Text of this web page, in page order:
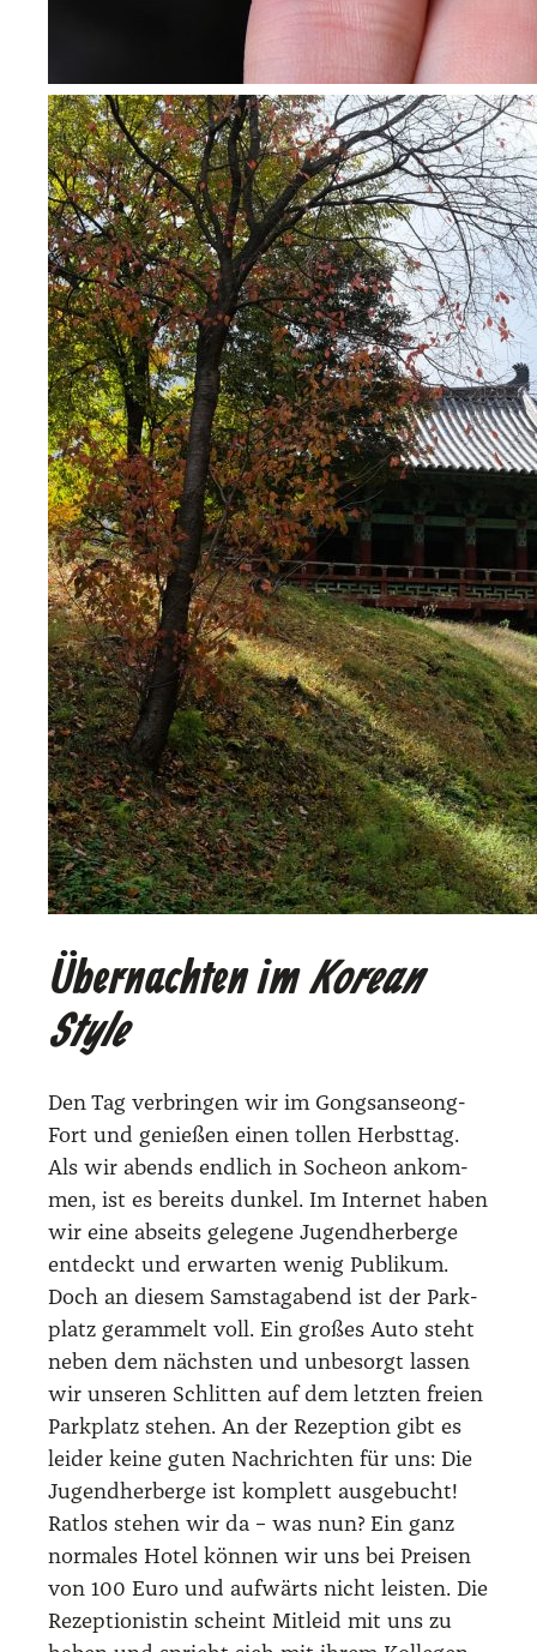
Übernachten imKorean
Style
Den Tag ver­brin­gen wir im Gong­s­an­se­ong-
Fort und genie­ßen einen tol­len Herbst­tag.
Als wir abends end­lich in Soche­on ankom­
men, ist es bereits dun­kel. Im Inter­net haben
wir eine abseits gele­ge­ne Jugend­her­ber­ge
ent­deckt und erwar­ten wenig Publi­kum.
Doch an die­sem Sams­tag­abend ist der Park­
platz geram­melt voll. Ein gro­ßes Auto steht
neben dem nächs­ten und unbe­sorgt las­sen
wir unse­ren Schlit­ten auf dem letz­ten frei­en
Park­platz ste­hen. An der Rezep­ti­on gibt es
lei­der kei­ne guten Nach­rich­ten für uns: Die
Jugend­her­ber­ge ist kom­plett aus­ge­bucht!
Rat­los ste­hen wir da – was nun? Ein ganz
nor­ma­les Hotel kön­nen wir uns bei Prei­sen
von 100 Euro und auf­wärts nicht leis­ten. Die
Rezep­tio­nis­tin scheint Mit­leid mit uns zu